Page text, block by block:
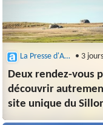
La Presse d'Armor (Paimpol) • 3 jours
Deux rendez-vous
découvrir
site unique du
Talbert à Pleubian